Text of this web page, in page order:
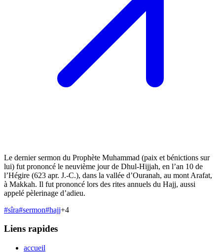
Le dernier sermon du Prophète Muhammad (paix et bénictions sur
lui) fut prononcé le neuvième jour de Dhul-Hijjah, en l’an 10 de
l’Hégire (623 apr. J.-C.), dans la vallée d’Ouranah, au mont Arafat,
à Makkah. Il fut prononcé lors des rites annuels du Hajj, aussi
appelé pèlerinage d’adieu.
#sîra#sermon#hajj+4
Liens rapides
accueil